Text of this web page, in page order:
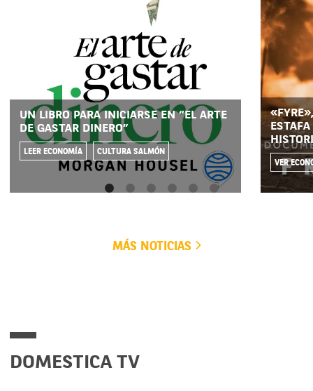
UN LIBRO PARA INICIARSE EN “EL ARTE
DE GASTAR DINERO”
LEER ECONOMÍA CULTURA SALMÓN
VER
MÁS NOTICIAS
DOMESTICA TV